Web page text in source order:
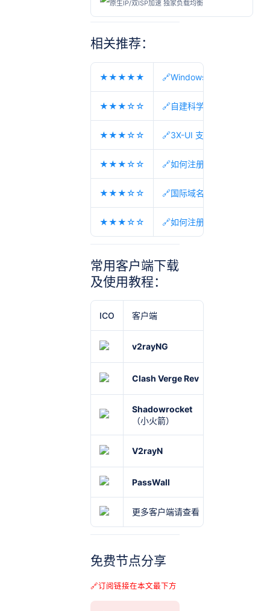
相关推荐：
★★★★★ 🔗Windows、Android、
★★★☆☆ 🔗自建科学上网机场节点教
★★★☆☆ 🔗3X-UI 支持多协议多用户
★★★☆☆ 🔗如何注册机场？机场节点
★★★☆☆ 🔗国际域名缩写 国家代码
★★★☆☆ 🔗如何注册机场？机场节点
常用客户端下载
及使用教程：
ICO 客户端
v2rayNG
Clash Verge Rev
Shadowrocket
（小火箭）
V2rayN
PassWall
更多客户端请查看《
免费节点分享
🔗订阅链接在本文最下方